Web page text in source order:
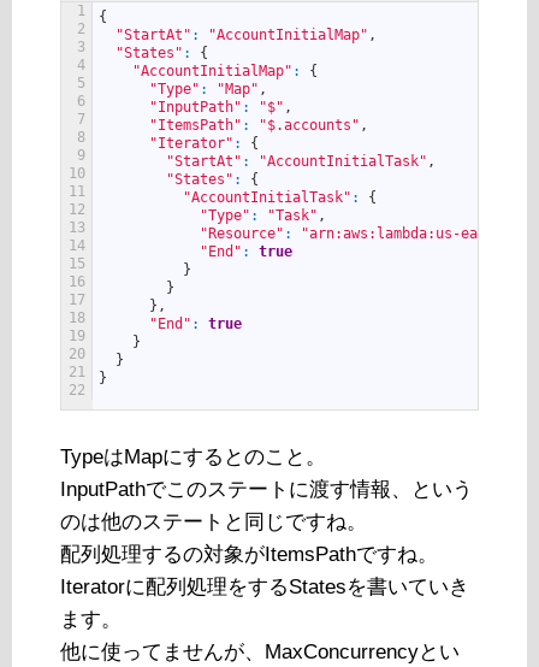
1
2
3
4
5
6
7
8
9
10
11
12
13
14
15
16
17
18
19
20
21
22
{
"StartAt" : "AccountInitialMap" ,
"States" :
{
"AccountInitialMap" :
{
"Type" : "Map" ,
"InputPath" : "$" ,
"ItemsPath" : "$.accounts" ,
"Iterator" :
{
"StartAt" : "AccountInitialTask" ,
"States" :
{
"AccountInitialTask" :
{
"Type" : "Task" ,
"Resource" :
"arn:aws:lambda:us-east-
"End" :
true
}
}
} ,
"End" :
true
}
}
}
TypeはMapにするとのこと。
InputPathでこのステートに渡す情報、という
のは他のステートと同じですね。
配列処理するの対象がItemsPathですね。
Iteratorに配列処理をするStatesを書いていき
ます。
他に使ってませんが、MaxConcurrencyとい